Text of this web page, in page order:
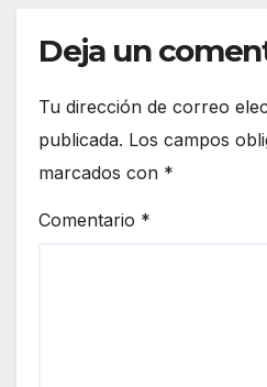
Deja un
Tu dirección de correo
publicada. Los campos
marcados con *
Comentario *